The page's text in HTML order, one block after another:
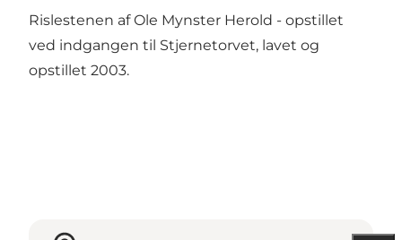
Rislestenen af Ole Mynster Herold - opstillet
ved indgangen til Stjernetorvet, lavet og
opstillet 2003.